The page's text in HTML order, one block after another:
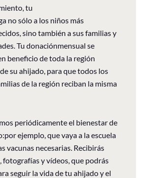
tu
no sólo a los niños más
sino también a sus familias y
Tu donaciónmensual se
beneficio de toda la región
su ahijado, para que todos los
de la región reciban la misma
periódicamente el bienestar de
ejemplo, que vaya a la escuela
vacunas necesarias. Recibirás
fotografías y vídeos, que podrás
seguir la vida de tu ahijado y el